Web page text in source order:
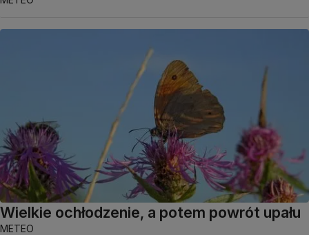
Wielkie ochłodzenie, a potem powrót upału
METEO